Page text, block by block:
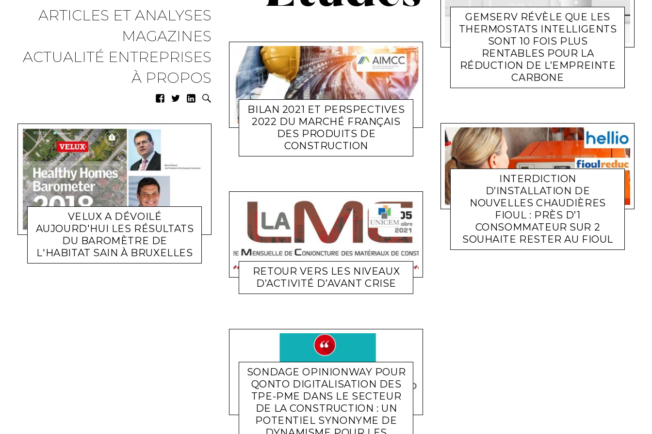
ARTICLES ET ANALYSES
MAGAZINES
ACTUALITÉ ENTREPRISES
À PROPOS
VELUX A DÉVOILÉ
AUJOURD'HUI LES RÉSULTATS
DU BAROMÈTRE DE
L'HABITAT SAIN À BRUXELLES
ETUDES BATIMEDIALIVE 26 SEPTEMBRE 2018
BILAN 2021 ET PERSPECTIVES
2022 DU MARCHÉ FRANÇAIS
DES PRODUITS DE
CONSTRUCTION
CONSTRUCTION LARA GASQUET 27 JANVIER 2022
RETOUR VERS LES NIVEAUX
D’ACTIVITÉ D’AVANT CRISE
ACTUALITÉ ENTREPRISES LARA GASQUET 20 OCTOBRE 2021
SONDAGE OPINIONWAY POUR
QONTO DIGITALISATION DES
TPE-PME DANS LE SECTEUR
DE LA CONSTRUCTION : UN
POTENTIEL SYNONYME DE
GEMSERV RÉVÈLE QUE LES
THERMOSTATS INTELLIGENTS
SONT 10 FOIS PLUS
RENTABLES POUR LA
RÉDUCTION DE L’EMPREINTE
CARBONE
ACTUALITÉ ENTREPRISES LARA GASQUET
INTERDICTION
D’INSTALLATION DE
NOUVELLES CHAUDIÈRES
FIOUL : PRÈS D’1
CONSOMMATEUR SUR 2
SOUHAITE RESTER AU FIOUL
RÉNOVATION LARA GASQUET 11 JUIN 2021